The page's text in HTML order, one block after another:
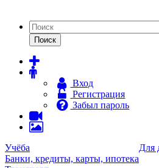
Поиск
Вход
Регистрация
Забыл пароль
Учёба
Банки, кредиты, карты, ипотека
Для